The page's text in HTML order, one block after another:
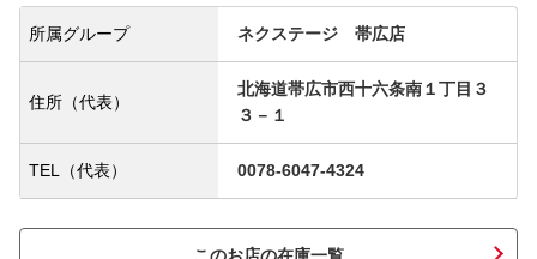
所属グループ ネクステージ 帯広店
住所（代表）
北海道帯広市西十六条南１丁目３
３－１
TEL（代表） 0078-6047-4324